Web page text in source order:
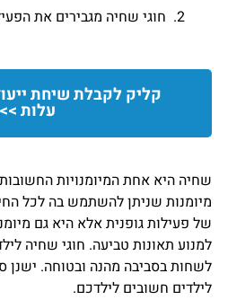
חוגי שחיה מגבירים את
קליק לקבלת שיחת
עלות
שחיה היא אחת המיומנויות החשובות
מיומנות שניתן להשתמש בה לכל
של פעילות גופנית אלא היא גם
למנוע תאונות טביעה. חוגי שחיה
לשחות בסביבה מהנה ובטוחה. ישנן
לילדים חשובים לילדכם.